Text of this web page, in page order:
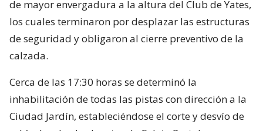
de mayor envergadura a la altura del Club de Yates,
los cuales terminaron por desplazar las estructuras
de seguridad y obligaron al cierre preventivo de la
calzada.
Cerca de las 17:30 horas se determinó la
inhabilitación de todas las pistas con dirección a la
Ciudad Jardín, estableciéndose el corte y desvío de